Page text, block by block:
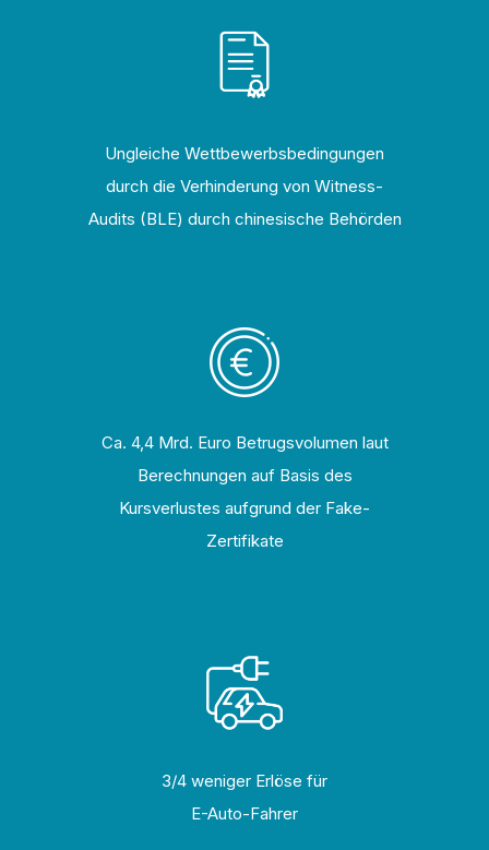
Ungleiche Wettbewerbsbedingungen
durch die Verhinderung von Witness-
Audits (BLE) durch chinesische Behörden
Ca. 4,4 Mrd. Euro Betrugsvolumen laut
Berechnungen auf Basis des
Kursverlustes aufgrund der Fake-
Zertifikate
3/4 weniger Erlöse für
E-Auto-Fahrer